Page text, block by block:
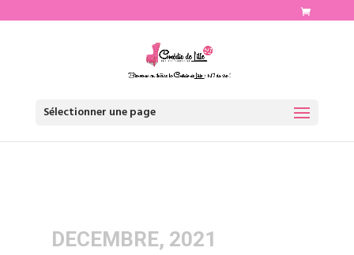
Sélectionner une page
DECEMBRE, 2021